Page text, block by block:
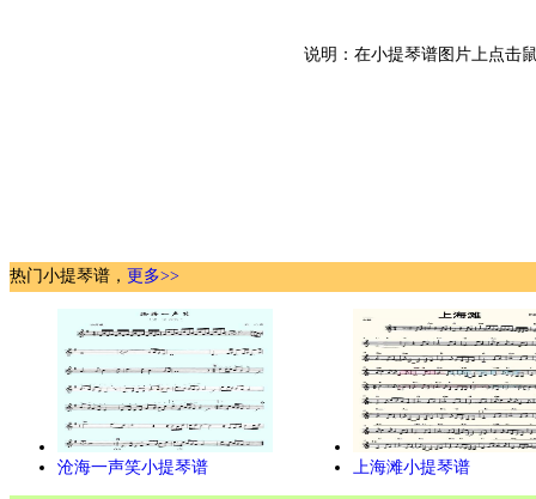
说明：在小提琴谱图片上点击
热门小提琴谱， 更多>>
沧海一声笑小提琴谱 上海滩小提琴谱